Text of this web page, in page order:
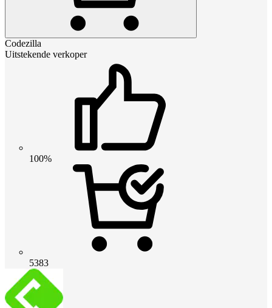
Codezilla
Uitstekende verkoper
100%
5383